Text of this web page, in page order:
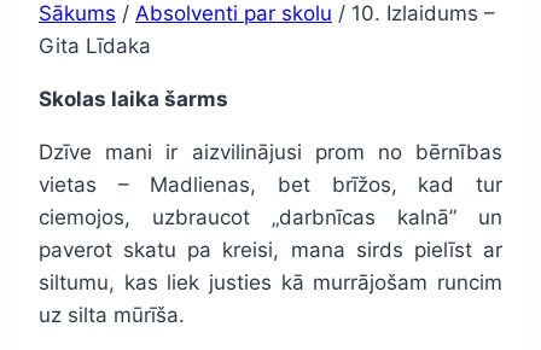
Sākums / Absolventi par skolu / 10. Izlaidums –
Gita Līdaka
Skolas laika šarms
Dzīve mani ir aizvilinājusi prom no bērnības
vietas – Madlienas, bet brīžos, kad tur
ciemojos, uzbraucot „darbnīcas kalnā” un
paverot skatu pa kreisi, mana sirds pielīst ar
siltumu, kas liek justies kā murrājošam runcim
uz silta mūrīša.